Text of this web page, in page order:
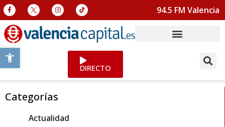
Abrir barra de herramientas
94.5 FM Valencia
DIRECTO
Categorías
Actualidad